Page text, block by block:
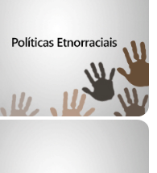
GT Políticas
Etnorraciais